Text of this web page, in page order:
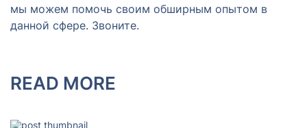
мы можем помочь своим обширным опытом в
данной сфере. Звоните.
READ MORE